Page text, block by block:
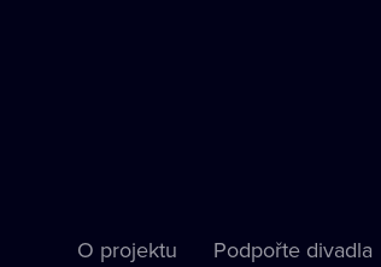
O projektu Podpořte divadla